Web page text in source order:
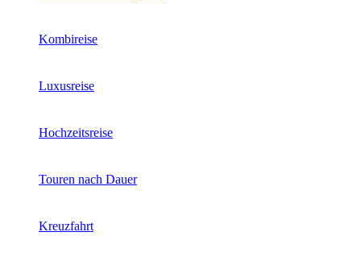
Kombireise
Luxusreise
Hochzeitsreise
Touren nach Dauer
Kreuzfahrt